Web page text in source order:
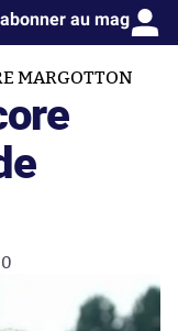
au mag
MARGOTTON
0